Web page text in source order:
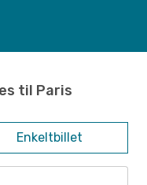
til Paris
Enkeltbillet